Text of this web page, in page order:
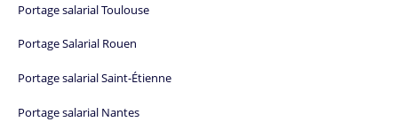
Portage salarial Toulouse
Portage Salarial Rouen
Portage salarial Saint-Étienne
Portage salarial Nantes